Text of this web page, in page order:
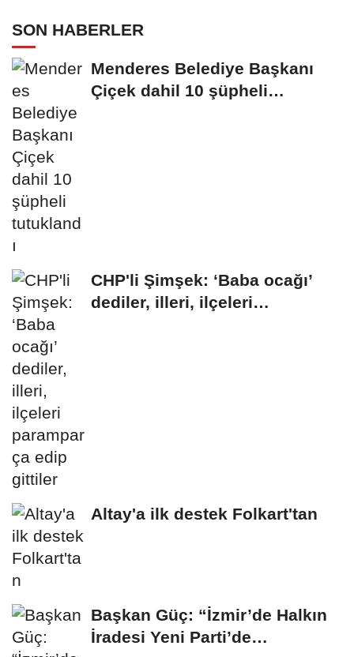
SON HABERLER
Menderes Belediye Başkanı
Çiçek dahil 10 şüpheli
CHP'li Şimşek: ‘Baba ocağı’
dediler, illeri, ilçeleri
Altay'a ilk destek Folkart'tan
Başkan Güç: “İzmir’de Halkın
İradesi Yeni Parti’de